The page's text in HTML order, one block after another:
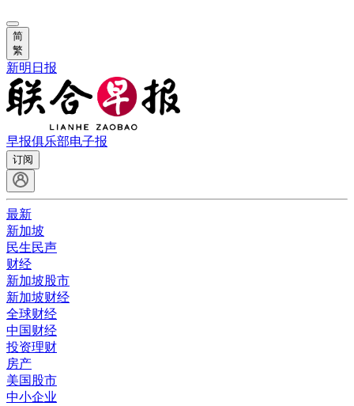
简
繁
新明日报
早报俱乐部电子报
订阅
最新
新加坡
民生民声
财经
新加坡股市
新加坡财经
全球财经
中国财经
投资理财
房产
美国股市
中小企业